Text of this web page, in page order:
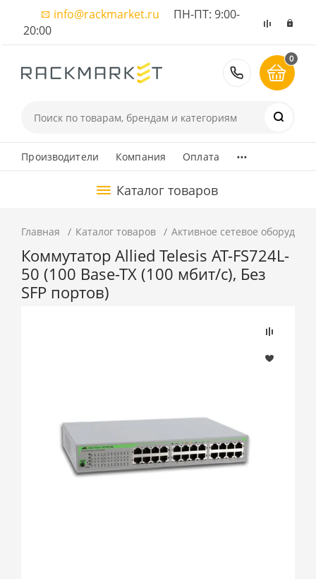
info@rackmarket.ru ПН-ПТ: 9:00-
20:00
8 (495)
0
Производители Компания Оплата ...
Каталог товаров
Главная Каталог товаров Активное сетевое
Коммутатор Allied Telesis AT-FS724L-
50 (100 Base-TX (100 мбит/с), Без
SFP портов)